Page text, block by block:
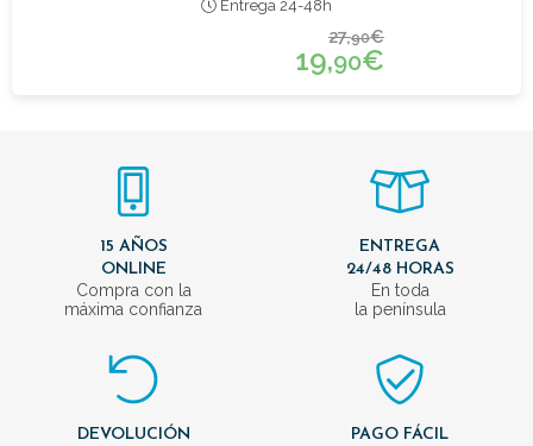
Entrega 24-48h
27,90€
19,90€
15 AÑOS
ONLINE
Compra con la
máxima confianza
ENTREGA
24/48 HORAS
En toda
la península
DEVOLUCIÓN
PAGO FÁCIL